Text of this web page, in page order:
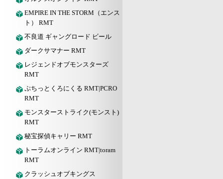
EMPIRE IN THE STORM（エンス
ト） RMT
不良道 ギャングロード ビール
ダークサマナー RMT
レジェンドオブモンスターズ
RMT
ぷちっとくろにくる RMT|PCRO
RMT
モンスターストライク(モンスト)
RMT
秘宝探偵キャリー RMT
トーラムオンライン RMT|toram
RMT
クラッシュオブキングス